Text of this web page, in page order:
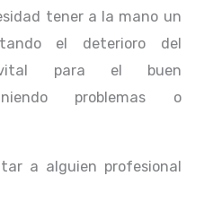
tener a la mano un
el deterioro del
para el buen
problemas o
a alguien profesional